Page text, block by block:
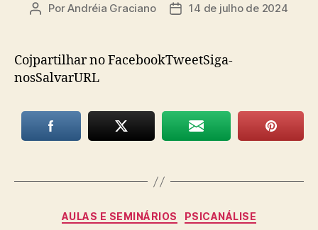
Autor
PorAndréia Graciano
Data14 de julho de 2024
Cojpartilhar no FacebookTweetSiga-
nosSalvarURL
Categorias
AULAS E SEMINÁRIOS PSICANÁLISE